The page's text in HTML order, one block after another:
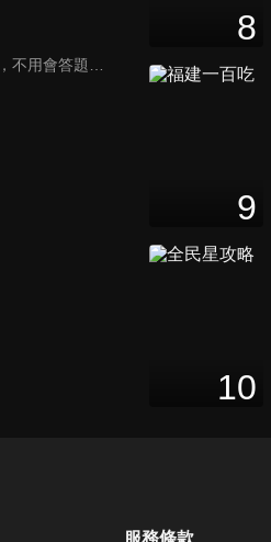
「不用高學歷，不用會答題，全民一起來，獎金拿不完！」《全民一起來》是一檔結合手機遊戲的大型現場直播益智節目，「記憶、觀察、反應、平衡、敏捷...」，多道關卡考驗挑戰者的多元智能及體能，見證藝人明星各項不可思議的挑戰。
8
9
10
服務條款